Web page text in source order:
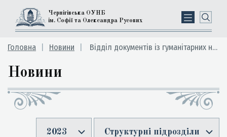
Чернігівська ОУНБ
ім. Софії та Олександра Русових
Головна Новини Відділ документів із гуманітарних наук
Новини
2023 Структурні підрозділи